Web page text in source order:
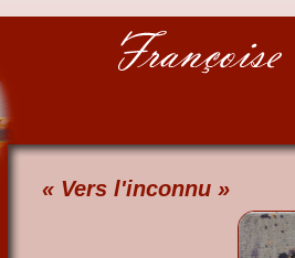
« Vers l'inconnu »